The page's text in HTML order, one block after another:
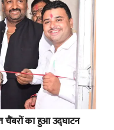
चैंबरों का हुआ उद्घाटन